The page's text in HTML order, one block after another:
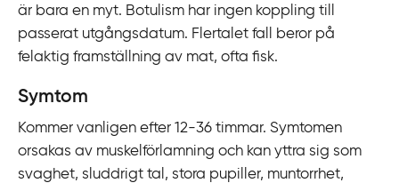
är bara en myt. Botulism har ingen koppling till
passerat utgångsdatum. Flertalet fall beror på
felaktig framställning av mat, ofta fisk.
Symtom
Kommer vanligen efter 12‍-‍36 timmar. Symtomen
orsakas av muskelförlamning och kan yttra sig som
svaghet, sluddrigt tal, stora pupiller, muntorrhet,